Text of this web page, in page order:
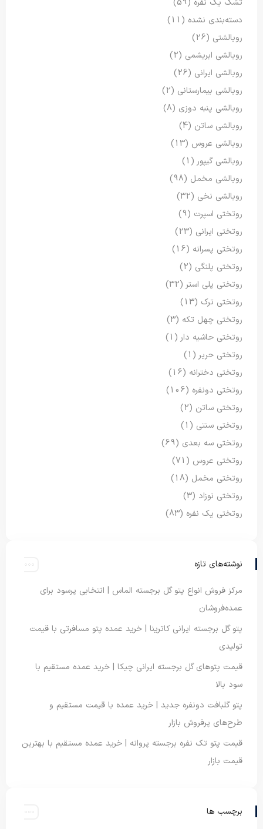
تشک یک نفره (59)
دسته‌بندی نشده (11)
روبالشتی (26)
روبالشی ابریشمی (2)
روبالشی ایرانی (26)
روبالشی بیمارستانی (2)
روبالشی پنبه دوزی (8)
روبالشی ساتن (4)
روبالشی عروس (13)
روبالشی گیپور (1)
روبالشی مخمل (98)
روبالشی نخی (32)
روتختی اسپرت (9)
روتختی ایرانی (23)
روتختی پسرانه (16)
روتختی پلنگی (2)
روتختی پلی استر (32)
روتختی ترک (13)
روتختی چهل تکه (3)
روتختی حاشیه دار (1)
روتختی حریر (1)
روتختی دخترانه (16)
روتختی دونفره (106)
روتختی ساتن (2)
روتختی سنتی (1)
روتختی سه بعدی (69)
روتختی عروس (71)
روتختی مخمل (18)
روتختی نوزاد (3)
روتختی یک نفره (83)
نوشته‌های تازه
مرکز فروش انواع پتو گل برجسته الماس | انتخابی پرسود برای
عمده‌فروشان
پتو گل برجسته ایرانی کاترینا | خرید عمده پتو مسافرتی با قیمت
تولیدی
قیمت پتوهای گل برجسته ایرانی چیکا | خرید عمده مستقیم با
سود بالا
پتو گلبافت دونفره جدید | خرید عمده با قیمت مستقیم و
طرح‌های پرفروش بازار
قیمت پتو تک نفره برجسته پروانه | خرید عمده مستقیم با بهترین
قیمت بازار
برچسب ها